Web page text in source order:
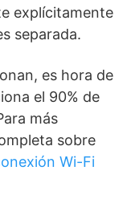
explícitamente
separada.
es hora de
el 90% de
más
sobre
Wi-Fi